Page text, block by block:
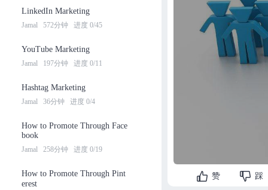
LinkedIn Marketing
Jamal 572分钟 进度 0/45
YouTube Marketing
Jamal 197分钟 进度 0/11
Hashtag Marketing
Jamal 36分钟 进度 0/4
How to Promote Through Face
book
Jamal 258分钟 进度 0/19
How to Promote Through Pint
erest
赞 踩